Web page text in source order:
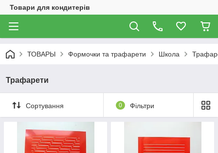
Товари для кондитерів
ТОВАРЫ Формочки та трафарети Школа
Трафарети
Сортування 0 Фільтри